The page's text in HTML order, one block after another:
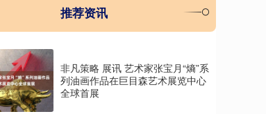
推荐资讯
非凡策略 展讯 艺术家张宝月“熵”系
列油画作品在巨目森艺术展览中心
全球首展